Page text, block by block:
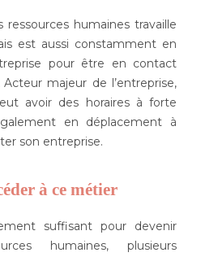
ressources humaines travaille
est aussi constamment en
pour être en contact
majeur de l’entreprise,
avoir des horaires à forte
en déplacement à
son entreprise.
à ce métier
suffisant pour devenir
humaines, plusieurs